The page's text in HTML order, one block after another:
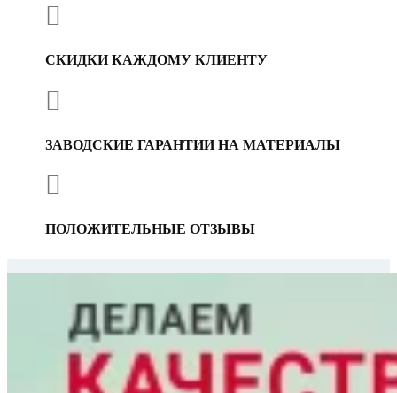

СКИДКИ КАЖДОМУ КЛИЕНТУ

ЗАВОДСКИЕ ГАРАНТИИ НА МАТЕРИАЛЫ

ПОЛОЖИТЕЛЬНЫЕ ОТЗЫВЫ